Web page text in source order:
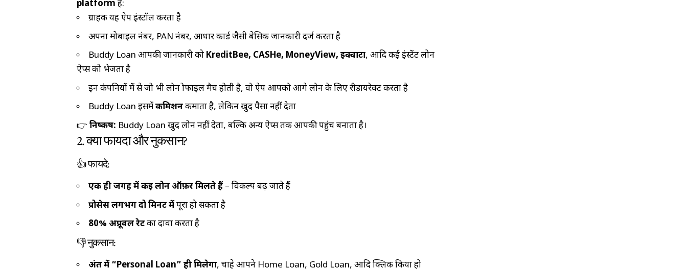
platform है:
ग्राहक यह ऐप इंस्टॉल करता है
अपना मोबाइल नंबर, PAN नंबर, आधार कार्ड जैसी बेसिक जानकारी दर्ज करता है
Buddy Loan आपकी जानकारी को KreditBee, CASHe, MoneyView, इक्वाटा, आदि कई इंस्टेंट लोन
ऐप्स को भेजता है
इन कंपनियों में से जो भी लोन प्रोफाइल मैच होती है, वो ऐप आपको आगे लोन के लिए रीडायरेक्ट करता है
Buddy Loan इसमेंकमिशनकमाता है, लेकिन खुद पैसा नहीं देता
👉 निष्कर्ष: Buddy Loan खुद लोन नहीं देता, बल्कि अन्य ऐप्स तक आपकी पहुंच बनाता है।
2. क्या फायदा और नुकसान?
👍 फायदे:
एक ही जगह में कई लोन ऑफ़र मिलते हैं– विकल्प बढ़ जाते हैं
प्रोसेस लगभग दो मिनट मेंपूरा हो सकता है
80% अप्रूवल रेटका दावा करता है
👎 नुकसान:
अंत में “Personal Loan” ही मिलेगा, चाहे आपने Home Loan, Gold Loan, आदि क्लिक किया हो